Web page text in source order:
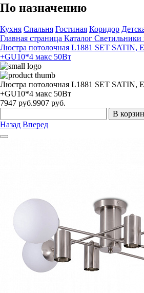
По назначению
Кухня Спальня Гостиная Коридор
Главная страница Каталог Светильники
Люстра потолочная L1881 SET SATIN,
+GU10*4 макс 50Вт
Люстра потолочная L1881 SET SATIN,
+GU10*4 макс 50Вт
7947 руб.9907 руб.
В
Назад Вперед